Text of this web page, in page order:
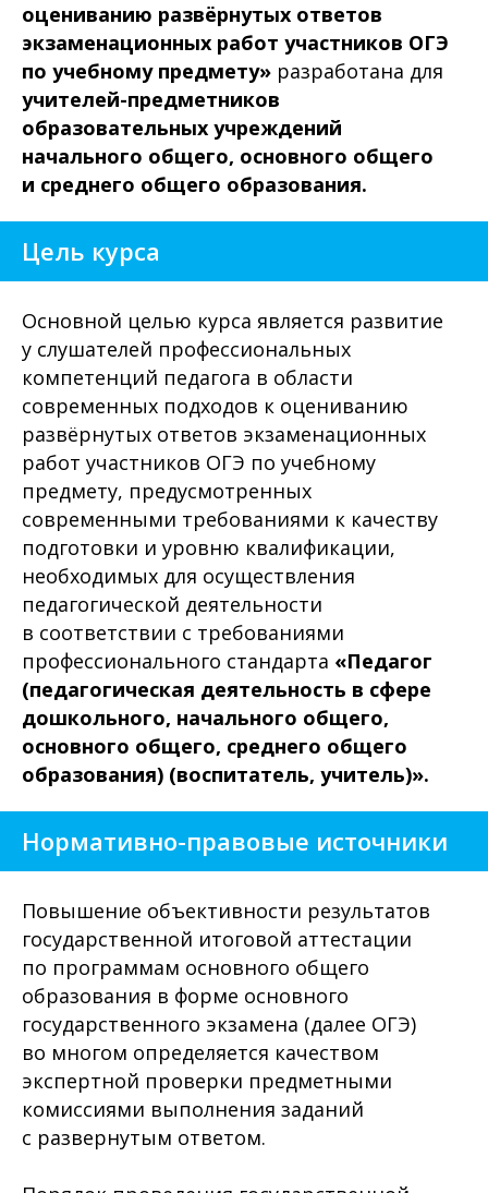
оцениванию развёрнутых ответов
экзаменационных работ участников ОГЭ
по учебному предмету» разработана для
учителей-предметников
образовательных учреждений
начального общего, основного общего
и среднего общего образования.
Цель курса
Основной целью курса является развитие
у слушателей профессиональных
компетенций педагога в области
современных подходов к оцениванию
развёрнутых ответов экзаменационных
работ участников ОГЭ по учебному
предмету, предусмотренных
современными требованиями к качеству
подготовки и уровню квалификации,
необходимых для осуществления
педагогической деятельности
в соответствии с требованиями
профессионального стандарта «Педагог
(педагогическая деятельность в сфере
дошкольного, начального общего,
основного общего, среднего общего
образования) (воспитатель, учитель)».
Нормативно-правовые источники
Повышение объективности результатов
государственной итоговой аттестации
по программам основного общего
образования в форме основного
государственного экзамена (далее ОГЭ)
во многом определяется качеством
экспертной проверки предметными
комиссиями выполнения заданий
с развернутым ответом.